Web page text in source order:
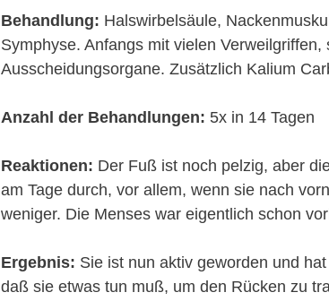
Behandlung: Halswirbelsäule,
Symphyse. Anfangs mit vielen
Ausscheidungsorgane. Zusätzlich Kalium
Anzahl der Behandlungen: 5x in 14 Tagen
Reaktionen: Der Fuß ist noch pelzig, aber
am Tage durch, vor allem, wenn sie nach
weniger. Die Menses war eigentlich schon
Ergebnis: Sie ist nun aktiv geworden und
daß sie etwas tun muß, um den Rücken zu